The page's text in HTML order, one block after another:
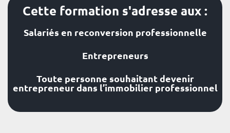
Cette formation s'adresse aux :
Salariés en reconversion professionnelle
Entrepreneurs
Toute personne souhaitant devenir
entrepreneur dans l’immobilier professionnel